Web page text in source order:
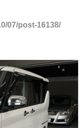
07/post-16138/